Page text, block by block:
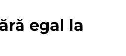
egal la